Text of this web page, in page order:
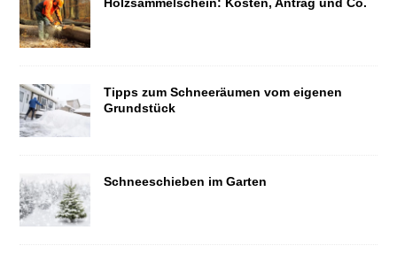
Tipps zum Schneeräumen vom eigenen
Grundstück
Schneeschieben im Garten